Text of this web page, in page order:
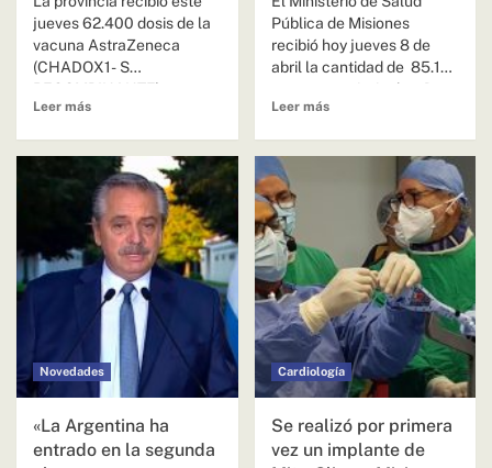
jueves 62.400 dosis de la
vacuna AstraZeneca
(CHADOX1- S
RECOMBINANTE) contra
el COVID-19. Las vacunas
Leer más
Pública de Misiones
recibió hoy jueves 8 de
abril la cantidad de 85.120
vacunas antigripales. De...
Leer más
Novedades
«La Argentina ha
entrado en la segunda
Cardiología
Se realizó por primera
vez un implante de